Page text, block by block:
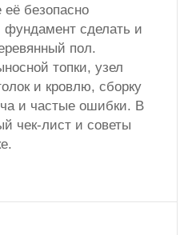
безопасно
фундамент сделать и
пол.
топки, узел
и кровлю, сборку
и частые ошибки. В
чек-лист и советы